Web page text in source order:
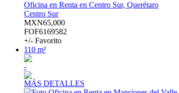
Oficina en Renta en Centro Sur, Querétaro
Centro Sur
MXN65,000
FOF6169582
+/- Favorito
110 m²
-
MÁS DETALLES